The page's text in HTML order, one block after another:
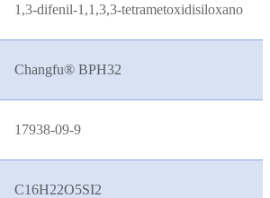
1,3-difenil-1,1,3,3-tetrametoxidisiloxano
Changfu® BPH32
17938-09-9
C16H22O5SI2